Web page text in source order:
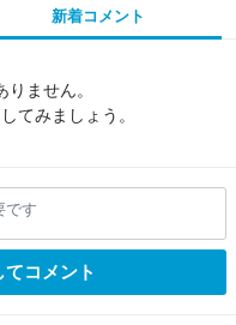
新着コメント
ません。
てみましょう。
です
てコメント